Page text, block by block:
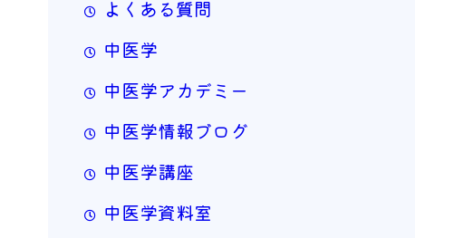
よくある質問
中医学
中医学アカデミー
中医学情報ブログ
中医学講座
中医学資料室